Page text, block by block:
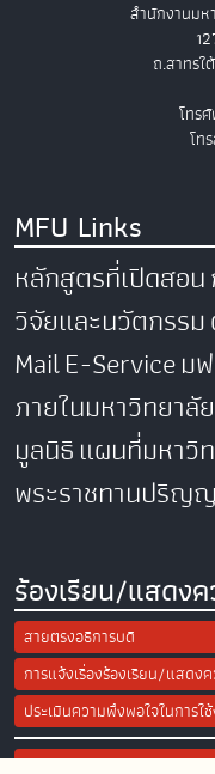
สำนักงานมห
ถ.สาทรใ
โทร
โท
MFU Links
หลักสูตรที่เปิดสอน
วิจัยและนวัตกรรม
MailE-Serviceม
ภายในมหาวิทยาลัย
มูลนิธิแผนที่มหาวิ
พระราชทานปริญ
ร้องเรียน/แสดง
สายตรงอธิการบดี
การแจ้งเรื่องร้องเรียน/แสดง
ประเมินความพึงพอใจในการใ
Site Map